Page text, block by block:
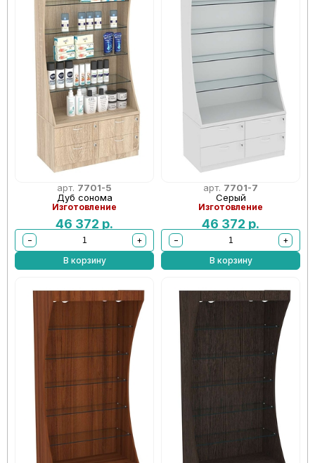
арт. 7701-5
Дуб сонома
Изготовление
46 372 р.
−
+
В корзину
арт. 7701-7
Серый
Изготовление
46 372 р.
−
+
В корзину